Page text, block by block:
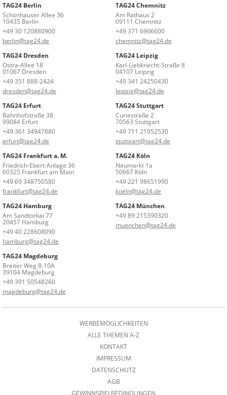
TAG24 Berlin
Schönhauser Allee 36
10435 Berlin
+49 30 120880900
berlin@tag24.de
TAG24 Chemnitz
Am Rathaus 2
09111 Chemnitz
+49 371 6906600
chemnitz@tag24.de
TAG24 Dresden
Ostra-Allee 18
01067 Dresden
+49 351 888-2424
dresden@tag24.de
TAG24 Leipzig
Karl-Liebknecht-Straße 8
04107 Leipzig
+49 341 24250430
leipzig@tag24.de
TAG24 Erfurt
Bahnhofstraße 38
99084 Erfurt
+49 361 34947880
erfurt@tag24.de
TAG24 Stuttgart
Curiestraße 2
70563 Stuttgart
+49 711 21952530
stuttgart@tag24.de
TAG24 Frankfurt a. M.
Friedrich-Ebert-Anlage 36
60325 Frankfurt am Main
+49 69 348750580
frankfurt@tag24.de
TAG24 Köln
Neumarkt 1a
50667 Köln
+49 221 98651990
koeln@tag24.de
TAG24 Hamburg
Am Sandtorkai 77
20457 Hamburg
+49 40 228608090
hamburg@tag24.de
TAG24 München
+49 89 215390320
muenchen@tag24.de
TAG24 Magdeburg
Breiter Weg 8-10A
39104 Magdeburg
+49 391 50548260
magdeburg@tag24.de
WERBEMÖGLICHKEITEN
ALLE THEMEN A-Z
KONTAKT
IMPRESSUM
DATENSCHUTZ
AGB
GEWINNSPIELBEDINGUNGEN